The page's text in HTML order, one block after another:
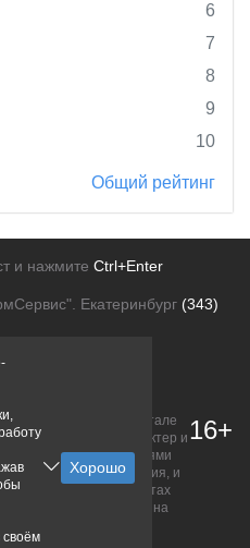
6
7
8
9
10
Общий рейтинг
и нажмите Ctrl+Enter
Екатеринбург (343)
размещенная на портале
характер и
положениями
и полного описания, и
уточняйте на сайтах
право на
16+
своём